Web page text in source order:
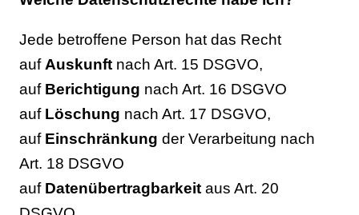
Jede betroffene Person hat das Recht
aufAuskunftnach Art. 15 DSGVO,
auf Berichtigung nach Art. 16 DSGVO
auf Löschung nach Art. 17 DSGVO,
auf Einschränkung der Verarbeitung nach
Art. 18 DSGVO
auf Datenübertragbarkeitaus Art. 20